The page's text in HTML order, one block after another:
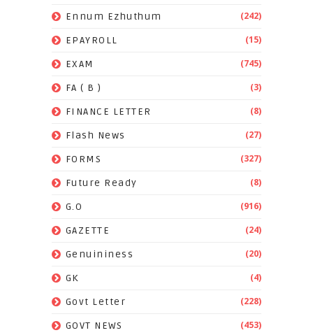
Ennum Ezhuthum (242)
EPAYROLL (15)
EXAM (745)
FA ( B ) (3)
FINANCE LETTER (8)
Flash News (27)
FORMS (327)
Future Ready (8)
G.O (916)
GAZETTE (24)
Genuininess (20)
GK (4)
Govt Letter (228)
GOVT NEWS (453)